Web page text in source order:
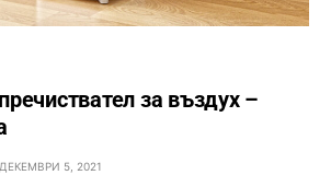
за въздух –
ДЕКЕМВРИ 5, 2021